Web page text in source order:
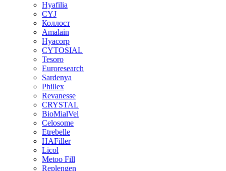
Hyafilia
CYJ
Коллост
Amalain
Hyacorp
CYTOSIAL
Tesoro
Euroresearch
Sardenya
Phillex
Revanesse
CRYSTAL
BioMialVel
Celosome
Etrebelle
HAFiller
Licol
Metoo Fill
Replengen